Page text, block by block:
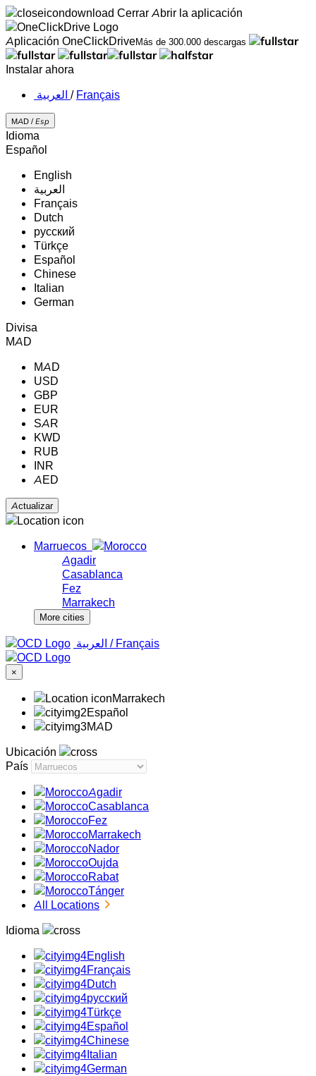
Cerrar Abrir la aplicación
Aplicación OneClickDriveMás de 300.000 descargas
Instalar ahora
‏العربية ‏ / Français
MAD / Esp
Idioma
Español
English
‏العربية‏
Français
Dutch
русский
Türkçe
Español
Chinese
Italian
German
Divisa
MAD
MAD
USD
GBP
EUR
SAR
KWD
RUB
INR
AED
Marruecos
Agadir
Casablanca
Fez
Marrakech
More cities
‏العربية ‏ / Français
×
Marrakech
Español
MAD
Ubicación
País
Agadir
Casablanca
Fez
Marrakech
Nador
Oujda
Rabat
Tánger
All Locations
Idioma
English
Français
Dutch
русский
Türkçe
Español
Chinese
Italian
German